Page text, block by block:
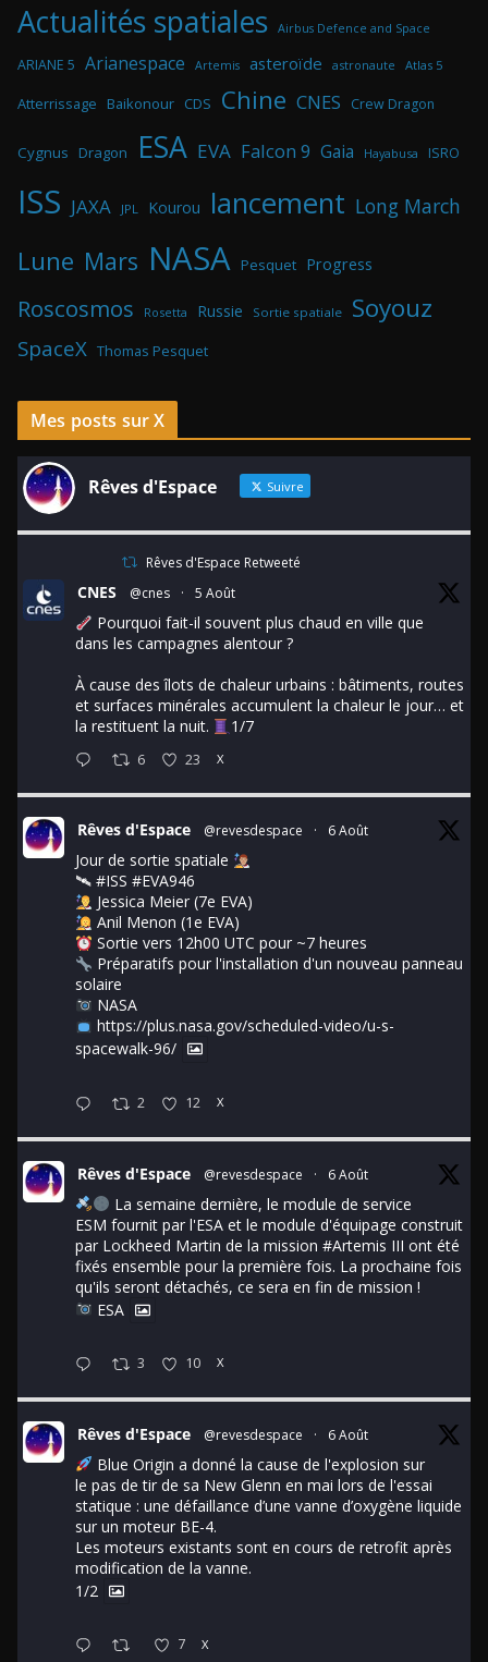
Actualités spatiales Airbus Defence and Space
ARIANE 5 Arianespace Artemis asteroïde astronaute Atlas 5
Atterrissage Baikonour CDS Chine CNES Crew Dragon
Cygnus Dragon ESA EVA Falcon 9 Gaia Hayabusa ISRO
ISS JAXA JPL Kourou lancement Long March
Lune Mars NASA Pesquet Progress
Roscosmos Rosetta Russie Sortie spatiale Soyouz
SpaceX Thomas Pesquet
Mes posts sur X
Rêves d'Espace Suivre
Rêves d'Espace Retweeté
CNES @cnes · 5 Août
Pourquoi fait-il souvent plus chaud en ville que
dans les campagnes alentour ?
À cause des îlots de chaleur urbains : bâtiments, routes
et surfaces minérales accumulent la chaleur le jour… et
la restituent la nuit.
1/7
6 23 X
Rêves d'Espace @revesdespace · 6 Août
Jour de sortie spatiale
🛰 #ISS #EVA946
Jessica Meier (7e EVA)
Anil Menon (1e EVA)
Sortie vers 12h00 UTC pour ~7 heures
Préparatifs pour l'installation d'un nouveau panneau
solaire
NASA
https://plus.nasa.gov/scheduled-video/u-s-
spacewalk-96/
2 12 X
Rêves d'Espace @revesdespace · 6 Août
La semaine dernière, le module de service
ESM fournit par l'ESA et le module d'équipage construit
par Lockheed Martin de la mission #Artemis III ont été
fixés ensemble pour la première fois. La prochaine fois
qu'ils seront détachés, ce sera en fin de mission !
ESA
3 10 X
Rêves d'Espace @revesdespace · 6 Août
Blue Origin a donné la cause de l'explosion sur
le pas de tir de sa New Glenn en mai lors de l'essai
statique : une défaillance d’une vanne d’oxygène liquide
sur un moteur BE-4.
Les moteurs existants sont en cours de retrofit après
modification de la vanne.
1/2
7 X